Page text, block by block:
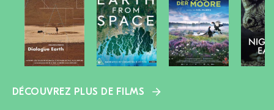
DÉCOUVREZ PLUS DE FILMS